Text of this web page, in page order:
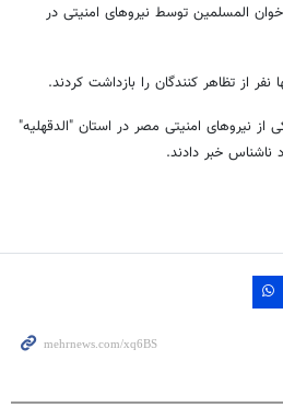
المسلمین توسط نیروهای امنیتی در
از تظاهر کنندگان را بازداشت کردند.
از نیروهای امنیتی مصر در استان "الدقهلیه"
ناشناس خبر دادند.